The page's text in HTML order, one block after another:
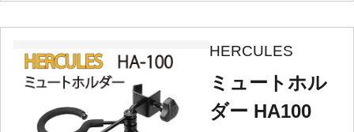
HERCULES
ミュートホル
ダー HA100